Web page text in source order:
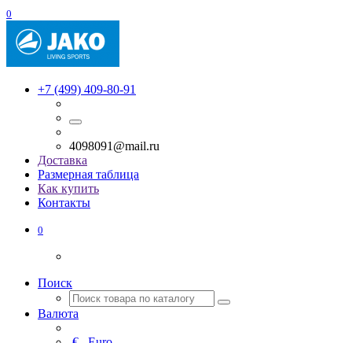
0
+7 (499) 409-80-91
4098091@mail.ru
Доставка
Размерная таблица
Как купить
Контакты
0
Поиск
Валюта